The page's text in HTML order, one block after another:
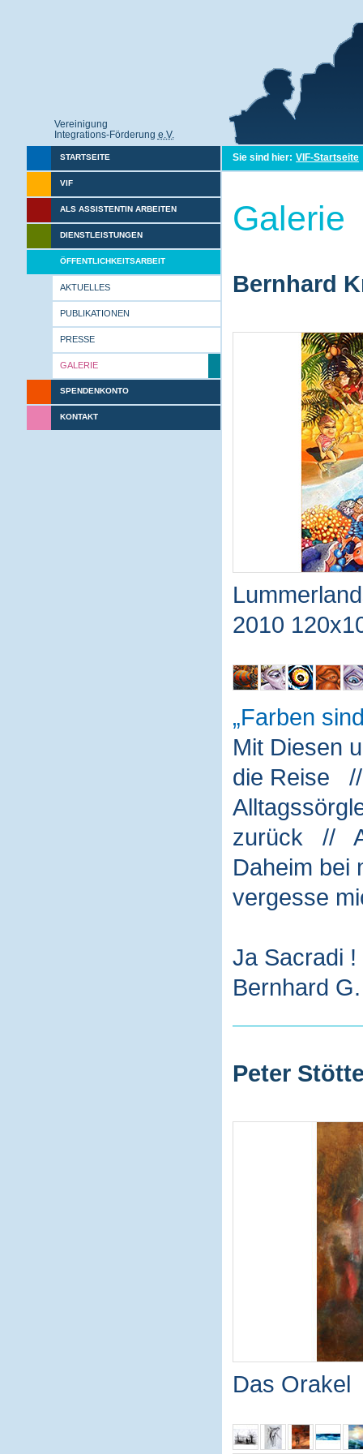
Vereinigung
Integrations-Förderung e.V.
STARTSEITE
VIF
ALS ASSISTENTIN ARBEITEN
DIENSTLEISTUNGEN
ÖFFENTLICHKEITSARBEIT
AKTUELLES
PUBLIKATIONEN
PRESSE
GALERIE
SPENDENKONTO
KONTAKT
Sie sind hier: VIF-Startseite
Galerie
Bernhard
2010
Farben
Mit Diesen
die Reise
zurück //
Daheim
vergesse
Ja Sacradi
Bernhard
Peter
Das Orakel